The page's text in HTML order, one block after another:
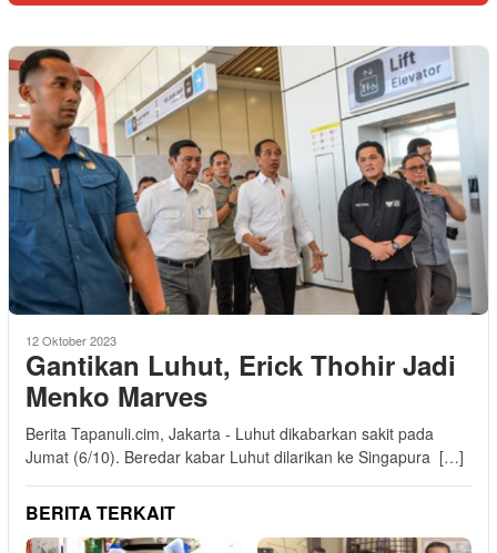
12 Oktober 2023
Gantikan Luhut, Erick Thohir Jadi
Menko Marves
Berita Tapanuli.cim, Jakarta - Luhut dikabarkan sakit pada
Jumat (6/10). Beredar kabar Luhut dilarikan ke Singapura […]
BERITA TERKAIT